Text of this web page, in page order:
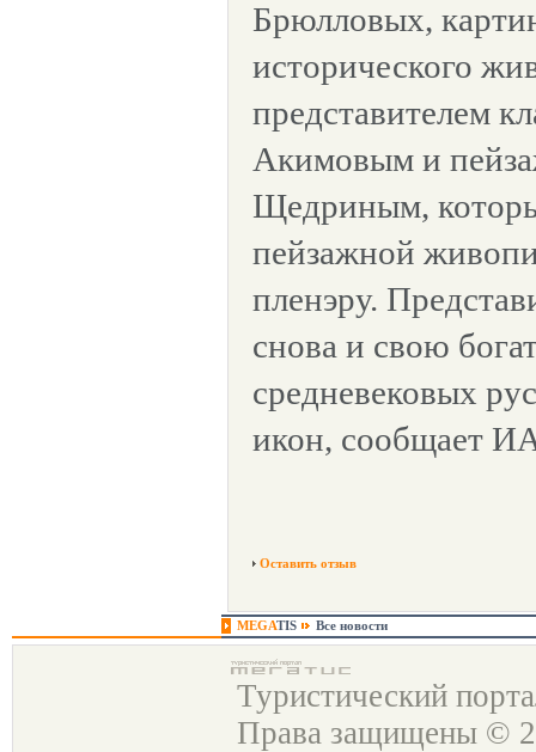
Брюлловых,
исторического
представителем
Акимовым и
Щедриным,
пейзажной
пленэру.
снова и свою
средневековых
икон, сообщает
Оставить отзыв
MEGATIS Все новости
Туристический
Права защищены ©